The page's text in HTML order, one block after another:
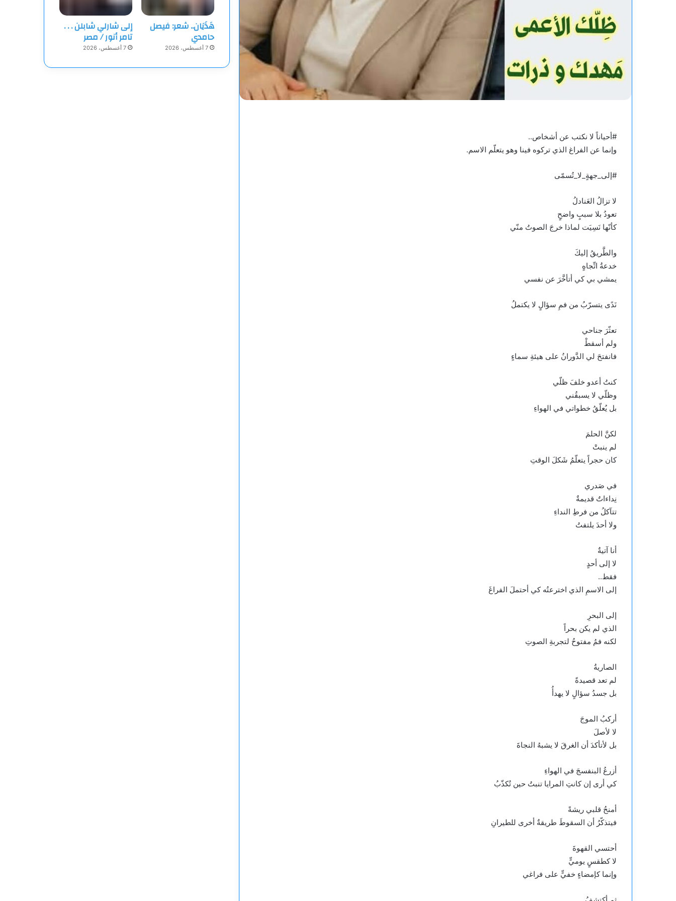
#أحياناً لا نكتب عن أشخاص..
وإنما عن الفراغ الذي تركوه فينا وهو يتعلّم الاسم.
#إلى_جهةٍ_لا_تُسمّى
لا تزالُ العَنادلُ
تعودُ بلا سببٍ واضحٍ
كأنّها نَسِيَت لماذا خرجَ الصوتُ منّي
والطَّريقُ إليكَ
خدعةُ اتِّجاهٍ
يمشي بي كي أتأخَّرَ عن نفسي
نَدًى يتسرّبُ من فمِ سؤالٍ لا يكتملُ
تعثّرَ جناحي
ولم أسقطْ
فانفتحَ لي الدَّورانُ على هيئةِ سماءٍ
كنتُ أعدو خلفَ ظلّي
وظلّي لا يسبقُني
بل يُعلّقُ خطواتي في الهواءِ
لكنَّ الحلمَ
لم ينبتْ
كان حجراً يتعلّمُ شَكلَ الوقتِ
في صَدري
نِداءاتٌ قديمةٌ
تتآكلُ من فرطِ النداءِ
ولا أحدَ يلتفتُ
أنا آتيةٌ
لا إلى أحدٍ
فقط..
إلى الاسمِ الذي اخترعتُه كي أحتملَ الفراغَ
إلى البحرِ
الذي لم يكن بحراً
لكنه فمُ مفتوحُ لتجربةِ الصوتِ
الصاريةُ
لم تعد قصيدةً
بل جسدُ سؤالٍ لا يهدأُ
أركبُ الموجَ
لا لأصلَ
بل لأتأكدَ أن الغرقَ لا يشبهُ النجاةَ
أزرعُ البنفسجَ في الهواءِ
كي أرى إن كانتِ المرايا تنبتُ حين تُكذّبُ
أمنحُ قلبي ريشةً
فيتذكّرُ أن السقوطَ طريقةٌ أخرى للطيرانِ
أحتسي القهوةَ
لا كطقسٍ يوميٍّ
وإنما كإمضاءٍ خفيٍّ على فراغي
هَذَيَان.. شعر: فيصل
حامدي
7 أغسطس، 2026
إلى شارلي شابلن . . .
تامر أنور / مصر
7 أغسطس، 2026